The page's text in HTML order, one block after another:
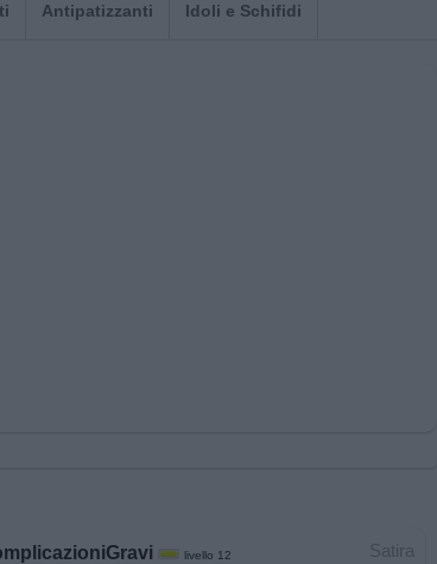
Antipatizzanti Idoli e Schifidi
Satira
livello 12